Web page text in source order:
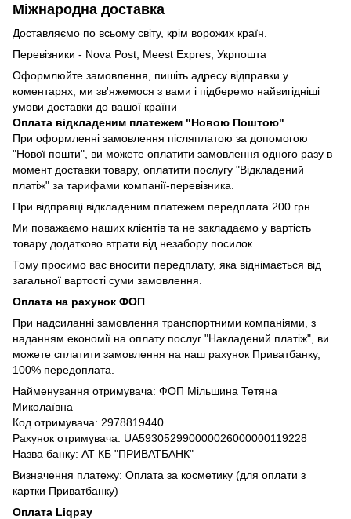
Міжнародна доставка
Доставляємо по всьому світу, крім ворожих країн.
Перевізники - Nova Post, Meest Expres, Укрпошта
Оформлюйте замовлення, пишіть адресу відправки у
коментарях, ми зв'яжемося з вами і підберемо найвигідніші
умови доставки до вашої країни
Оплата відкладеним платежем "Новою Поштою"
При оформленні замовлення післяплатою за допомогою
"Нової пошти", ви можете оплатити замовлення одного разу в
момент доставки товару, оплатити послугу "Відкладений
платіж" за тарифами компанії-перевізника.
При відправці відкладеним платежем передплата 200 грн.
Ми поважаємо наших клієнтів та не закладаємо у вартість
товару додатково втрати від незабору посилок.
Тому просимо вас вносити передплату, яка віднімається від
загальної вартості суми замовлення.
Оплата на рахунок ФОП
При надсиланні замовлення транспортними компаніями, з
наданням економії на оплату послуг "Накладений платіж", ви
можете сплатити замовлення на наш рахунок Приватбанку,
100% передоплата.
Найменування отримувача: ФОП Мільшина Тетяна
Миколаївна
Код отримувача: 2978819440
Рахунок отримувача: UA593052990000026000000119228
Назва банку: АТ КБ "ПРИВАТБАНК"
Визначення платежу: Оплата за косметику (для оплати з
картки Приватбанку)
Оплата Liqpay